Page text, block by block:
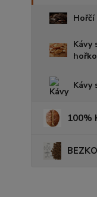
Hořčí
Kávy
Kávy
100%